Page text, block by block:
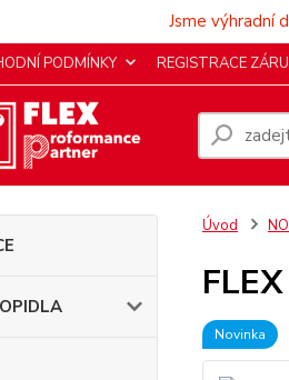
Jsme výhradní
PODMÍNKY REGISTRACE
Úvod
Novinka